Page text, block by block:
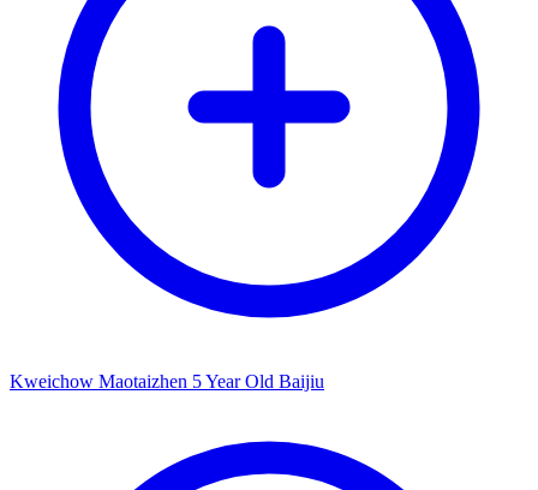
Kweichow Maotaizhen 5 Year Old Baijiu